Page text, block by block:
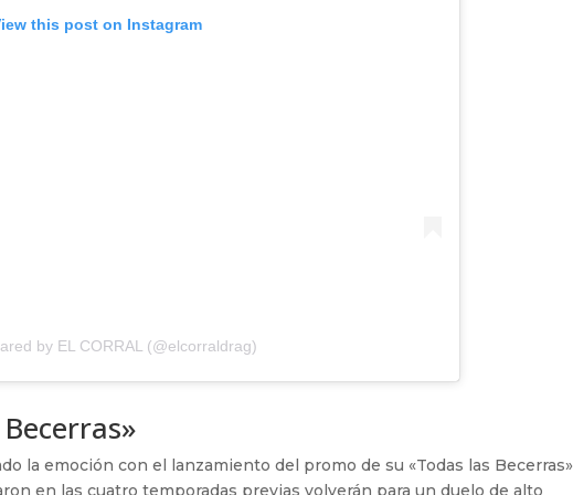
this post on Instagram
by EL CORRAL (@elcorraldrag)
la emoción con el lanzamiento del promo de su «Todas las
en las cuatro temporadas previas volverán para un duelo de alto